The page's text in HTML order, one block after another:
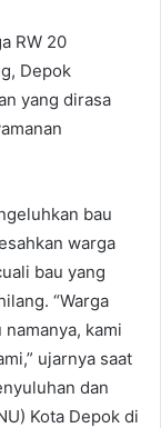
RW 20
Depok
yang dirasa
bau
warga
bau yang
“Warga
kami
ujarnya saat
dan
Kota Depok di